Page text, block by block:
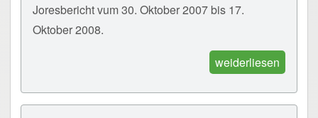
Joresbericht vum 30. Oktober 2007 bis 17.
Oktober 2008.
weiderliesen